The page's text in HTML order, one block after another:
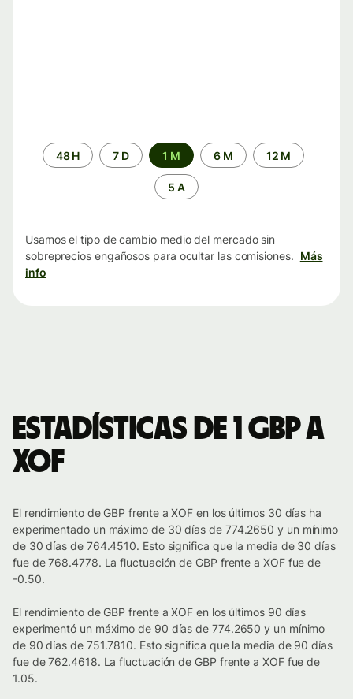
Periodo48 H 7 D 1 M 6 M 12 M
5 A
Usamos el tipo de cambio medio del mercado sin
sobreprecios engañosos para ocultar las comisiones. Más
info
Estadísticas de 1 GBP a
XOF
El rendimiento de GBP frente a XOF en los últimos 30 días ha
experimentado un máximo de 30 días de 774.2650 y un mínimo
de 30 días de 764.4510. Esto significa que la media de 30 días
fue de 768.4778. La fluctuación de GBP frente a XOF fue de
-0.50.
El rendimiento de GBP frente a XOF en los últimos 90 días
experimentó un máximo de 90 días de 774.2650 y un mínimo
de 90 días de 751.7810. Esto significa que la media de 90 días
fue de 762.4618. La fluctuación de GBP frente a XOF fue de
1.05.